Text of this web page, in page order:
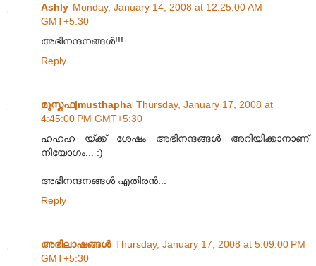
Ashly Monday, January 14, 2008 at 12:25:00 AM
GMT+5:30
അഭിനന്ദനങ്ങള്‍!!!
Reply
മുസ്തഫ|musthapha Thursday, January 17, 2008 at
4:45:00 PM GMT+5:30
ഹഹഹ യ്ക്ക് ശേഷം അഭിനന്ദങ്ങള്‍ അറിയിക്കാനാണ്
നിയോഗം... :)
അഭിനന്ദനങ്ങള്‍ എതിരന്‍...
Reply
അഭിലാഷങ്ങള്‍ Thursday, January 17, 2008 at 5:09:00 PM
GMT+5:30